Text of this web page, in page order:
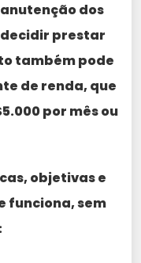
dos
decidir prestar
também pode
de renda, que
por mês ou
objetivas e
funciona, sem